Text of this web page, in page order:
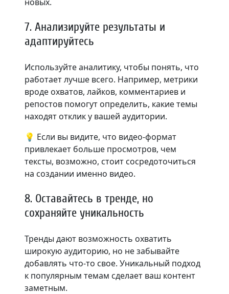
7. Анализируйте результаты и
адаптируйтесь
Используйте аналитику, чтобы понять, что
работает лучше всего. Например, метрики
вроде охватов, лайков, комментариев и
репостов помогут определить, какие темы
находят отклик у вашей аудитории.
💡 Если вы видите, что видео-формат
привлекает больше просмотров, чем
тексты, возможно, стоит сосредоточиться
на создании именно видео.
8. Оставайтесь в тренде, но
сохраняйте уникальность
Тренды дают возможность охватить
широкую аудиторию, но не забывайте
добавлять что-то свое. Уникальный подход
к популярным темам сделает ваш контент
заметным.